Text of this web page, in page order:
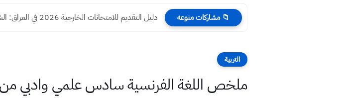
📁 مشاركات منوعه دليل التقديم للامتحانات الخارجية 2026 في العراق: الشروط، التعليمات، والمستمسكات...
التربية
ملخص اللغة الفرنسية سادس علمي وادبي من